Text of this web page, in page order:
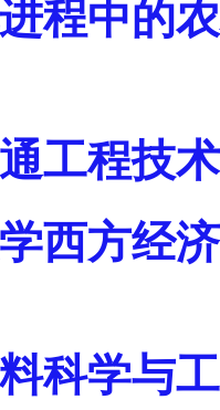
程中的
工程技
西方经
科学与